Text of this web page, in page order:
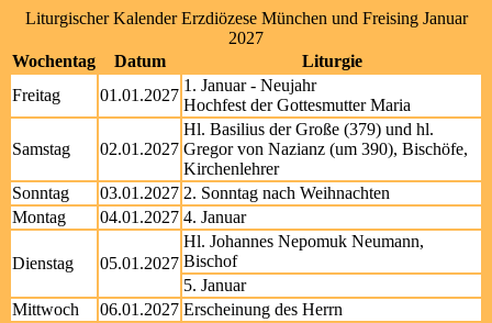
Liturgischer Kalender Erzdiözese München und Freising Januar
2027
Wochentag
Datum
Liturgie
Freitag
01.01.2027
1. Januar - Neujahr
Hochfest der Gottesmutter Maria
Samstag 02.01.2027
Hl. Basilius der Große (379) und hl.
Gregor von Nazianz (um 390), Bischöfe,
Kirchenlehrer
Sonntag
03.01.2027 2. Sonntag nach Weihnachten
Montag
04.01.2027 4. Januar
Dienstag 05.01.2027
Hl. Johannes Nepomuk Neumann,
Bischof
5. Januar
Mittwoch
06.01.2027 Erscheinung des Herrn